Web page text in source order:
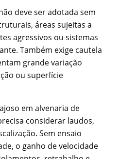
deve ser adotada sem
áreas sujeitas a
agressivos ou sistemas
Também exige cautela
grande variação
ou superfície
em alvenaria de
considerar laudos,
Sem ensaio
o ganho de velocidade